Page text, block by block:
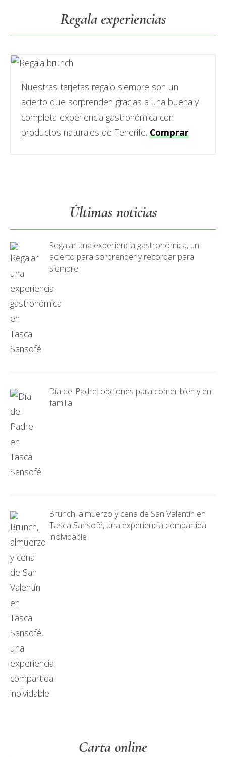
Sidebar
Regala experiencias
Nuestras tarjetas regalo siempre son un
acierto que sorprenden gracias a una buena y
completa experiencia gastronómica con
productos naturales de Tenerife. Comprar
Últimas noticias
Regalar una experiencia gastronómica, un
acierto para sorprender y recordar para
siempre
Día del Padre: opciones para comer bien y en
familia
Brunch, almuerzo y cena de San Valentín en
Tasca Sansofé, una experiencia compartida
inolvidable
Carta online